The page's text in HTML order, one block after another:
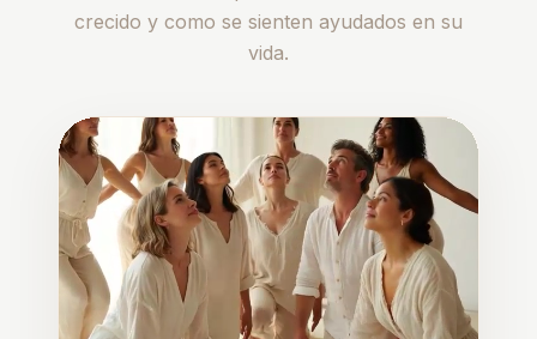
crecido y como se sienten ayudados en su
vida.